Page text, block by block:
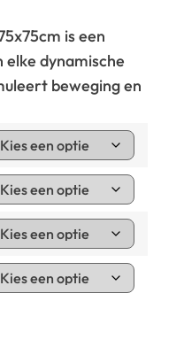
is een
elke dynamische
beweging en